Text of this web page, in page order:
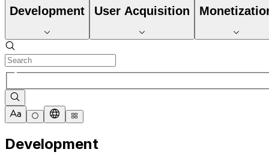
Development User Acquisition
Development